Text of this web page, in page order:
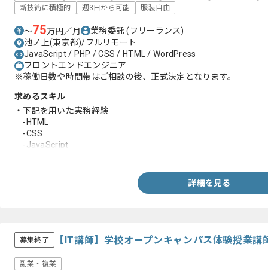
新技術に積極的
週3日から可能 服装自由
〜75万円／月 業務委託(フリーランス)
池ノ上(東京都)/フルリモート
JavaScript / PHP / CSS / HTML / WordPress
フロントエンドエンジニア
※稼働日数や時間帯はご相談の後、正式決定となります。
求めるスキル
・下記を用いた実務経験
-HTML
-CSS
-JavaScript
・toB /toCサービスの開発実務経験
詳細を見る
募集終了 【IT講師】学校オープンキャンパス体験授業
副業・複業